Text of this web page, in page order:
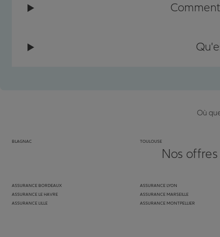
Où
BLAGNAC TOULOUSE
Nos
ASSURANCE BORDEAUX
ASSURANCE LE HAVRE
ASSURANCE LILLE
ASSURANCE LYON
ASSURANCE MARSEILLE
ASSURANCE MONTPELLIER